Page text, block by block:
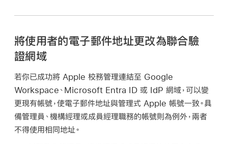
將使用者的電子郵件地址更改為聯合驗
證網域
若你已成功將 Apple 校務管理連結至 Google
Workspace、Microsoft Entra ID 或 IdP 網域，可以變
更現有帳號，使電子郵件地址與管理式 Apple 帳號一致。具
備管理員、機構經理或成員經理職務的帳號則為例外，兩者
不得使用相同地址。